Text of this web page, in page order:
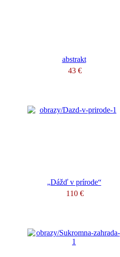
abstrakt
43 €
„Dážď v prírode“
110 €